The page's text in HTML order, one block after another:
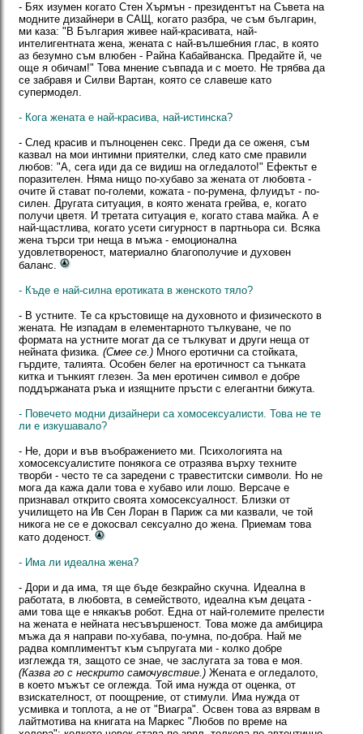
- Бях изумен когато Стен Хърмън - президентът на Съвета на
модните дизайнери в САЩ, когато разбра, че съм българин,
ми каза: "В България живее най-красивата, най-
интелигентната жена, жената с най-вълшебния глас, в която
аз безумно съм влюбен - Райна Кабайванска. Предайте й, че
още я обичам!" Това мнение съвпада и с моето. Не трябва да
се забравя и Силви Вартан, която се славеше като
супермодел.
- Кога жената е най-красива, най-истинска?
- След красив и пълноценен секс. Преди да се оженя, съм
казвал на мои интимни приятелки, след като сме правили
любов: "А, сега иди да се видиш на огледалото!" Ефектьт е
поразителен. Няма нищо по-хубаво за жената от любовта -
очите й стават по-големи, кожата - по-румена, флуидът - по-
силен. Другата ситуация, в която жената грейва, е, когато
получи цветя. И третата ситуация е, когато става майка. А е
най-щастлива, когато усети сигурност в партньора си. Всяка
жена търси три неща в мъжа - емоционална
удовлетвореност, материално благополучие и духовен
баланс.
- Къде е най-силна еротиката в женското тяло?
- В устните. Те са кръстовище на духовното и физическото в
жената. Не изпадам в елементарното тълкуване, че по
формата на устните могат да се тълкуват и други неща от
нейната физика. (Смее се.) Много еротични са стойката,
гърдите, талията. Особен белег на еротичност са тънката
китка и тънкият глезен. За мен еротичен символ е добре
поддържаната ръка и изящните пръсти с елегантни бижута.
- Повечето модни дизайнери са хомосексуалисти. Това не те
ли е изкушавало?
- Не, дори и във въображението ми. Психологията на
хомосексуалистите понякога се отразява върху техните
творби - често те са заредени с травеститски символи. Но не
мога да кажа дали това е хубаво или лошо. Версаче е
признавал открито своята хомосексуалност. Близки от
училището на Ив Сен Лоран в Париж са ми казвали, че той
никога не се е докосвал сексуално до жена. Приемам това
като доденост.
- Има ли идеална жена?
- Дори и да има, тя ще бъде безкрайно скучна. Идеална в
работата, в любовта, в семейството, идеална към децата -
ами това ще е някакъв робот. Една от най-големите прелести
на жената е нейната несъвършеност. Това може да амбицира
мъжа да я направи по-хубава, по-умна, по-добра. Най ме
радва комплиментът към съпругата ми - колко добре
изглежда тя, защото се знае, че заслугата за това е моя.
(Казва го с нескрито самочувствие.) Жената е огледалото,
в което мъжът се оглежда. Той има нужда от оценка, от
взискателност, от поощрение, от стимули. Има нужда от
усмивка и топлота, а не от "Виагра". Освен това аз вярвам в
лайтмотива на книгата на Маркес "Любов по време на